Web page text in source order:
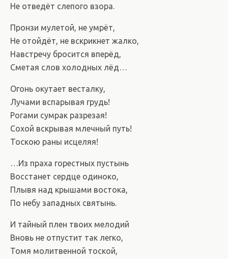
Не отведёт слепого взора.
Пронзи мулетой, не умрёт,
Не отойдёт, не вскрикнет жалко,
Навстречу бросится вперёд,
Сметая слов холодных лёд…
Огонь окутает весталку,
Лучами вспарывая грудь!
Рогами сумрак разрезая!
Сохой вскрывая млечный путь!
Тоскою раны исцеляя!
…Из праха горестных пустынь
Восстанет сердце одиноко,
Плывя над крышами востока,
По небу западных святынь.
И тайный плен твоих мелодий
Вновь не отпустит так легко,
Томя молитвенной тоской,